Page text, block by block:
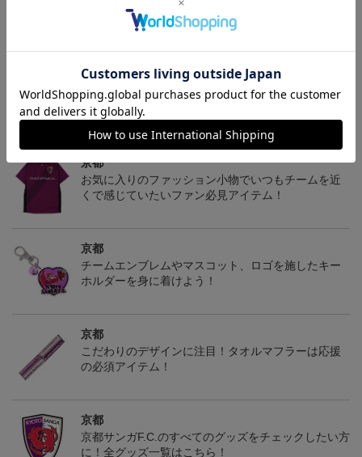
ギフト対応について
トピックス
京都
お気に入りのファッション小物でいつもチームを近
くで感じていたいファン必見アイテム！
京都
チームエンブレムやマスコット、ロゴを施したキー
ホルダーを身に着けよう！
京都
こだわりのデザインに注目！タオルマフラーは応援
の必須アイテム！
京都
京都サンガF.C.のすべてのグッズをチェックしたい方
に！全グッズ一覧はこちら！